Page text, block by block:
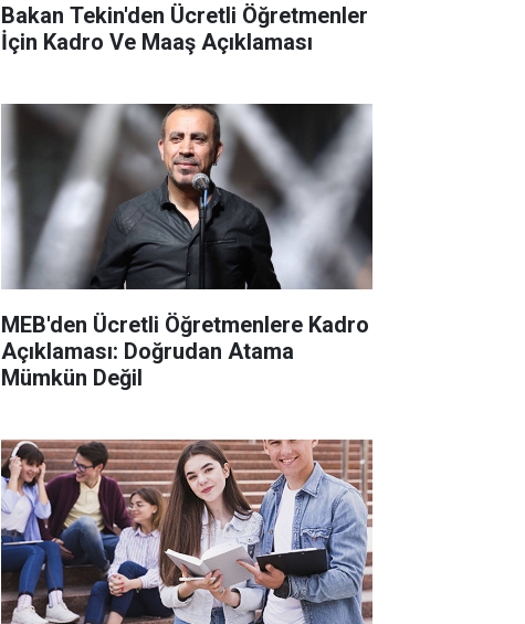
Bakan Tekin'den Ücretli Öğretmenler
İçin Kadro Ve Maaş Açıklaması
MEB'den Ücretli Öğretmenlere Kadro
Açıklaması: Doğrudan Atama
Mümkün Değil